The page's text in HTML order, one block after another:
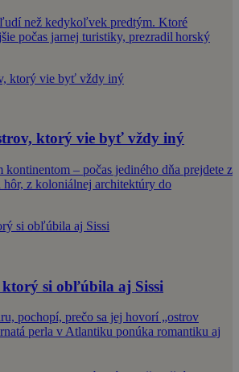
než kedykoľvek predtým. Ktoré
počas jarnej turistiky, prezradil horský
ktorý vie byť vždy iný
kontinentom – počas jediného dňa prejdete z
z koloniálnej architektúry do
si obľúbila aj Sissi
pochopí, prečo sa jej hovorí „ostrov
perla v Atlantiku ponúka romantiku aj